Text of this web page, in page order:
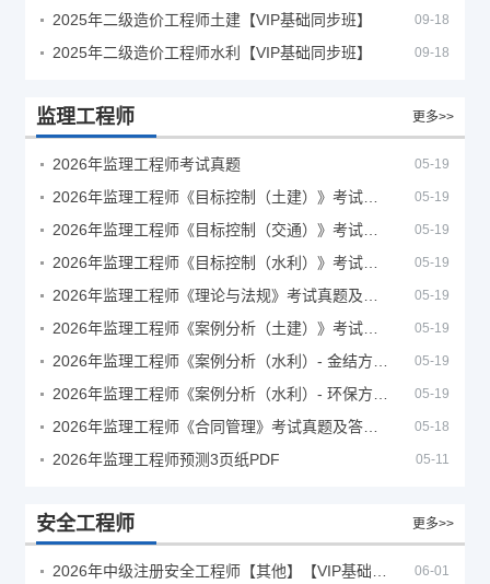
2025年二级造价工程师土建【VIP基础同步班】 09-18
2025年二级造价工程师水利【VIP基础同步班】 09-18
监理工程师 更多>>
2026年监理工程师考试真题 05-19
05-19
05-19
05-19
05-19
05-19
05-19
05-19
05-18
2026年监理工程师预测3页纸PDF 05-11
安全工程师 更多>>
06-01